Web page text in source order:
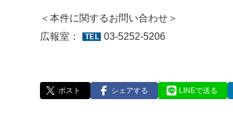
＜本件に関するお問い合わせ＞
広報室：
03-5252-5206
ポスト シェアする LINEで送る